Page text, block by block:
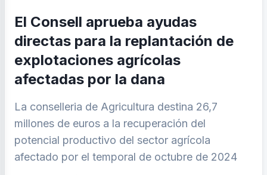
El Consell aprueba ayudas
directas para la replantación de
explotaciones agrícolas
afectadas por la dana
La conselleria de Agricultura destina 26,7
millones de euros a la recuperación del
potencial productivo del sector agrícola
afectado por el temporal de octubre de 2024